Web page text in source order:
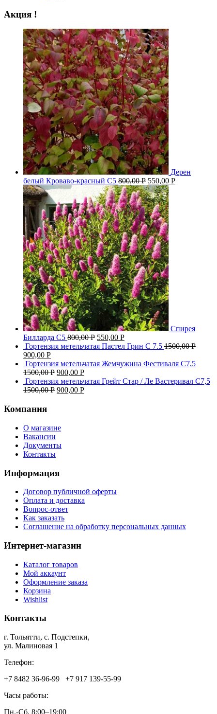
Акция !
Дерен
белый Кроваво-красный С5 800,00Р 550,00 Р
Спирея
Билларда С5 800,00Р 550,00 Р
Гортензия метельчатая Пастел Грин C 7.5 1500,00Р
900,00 Р
Гортензия метельчатая Жемчужина Фестиваля С7,5
1500,00Р 900,00 Р
Гортензия метельчатая Грейт Стар / Ле Вастеривал С7,5
1500,00Р 900,00 Р
Компания
О магазине
Вакансии
Документы
Контакты
Информация
Договор публичной оферты
Оплата и доставка
Вопрос-ответ
Как заказать
Соглашение на обработку персональных данных
Интернет-магазин
Каталог товаров
Мой аккаунт
Оформление заказа
Корзина
Wishlist
Контакты
г. Тольятти, c. Подстепки,
ул. Малиновая 1
Телефон:
+7 8482 36‑96-99 +7 917 139‑55-99
Часы работы:
Пн.-Сб. 8:00–19:00